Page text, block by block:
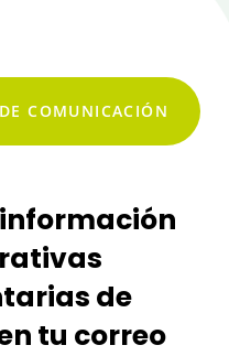
COMUNICACIÓN
de
tu correo